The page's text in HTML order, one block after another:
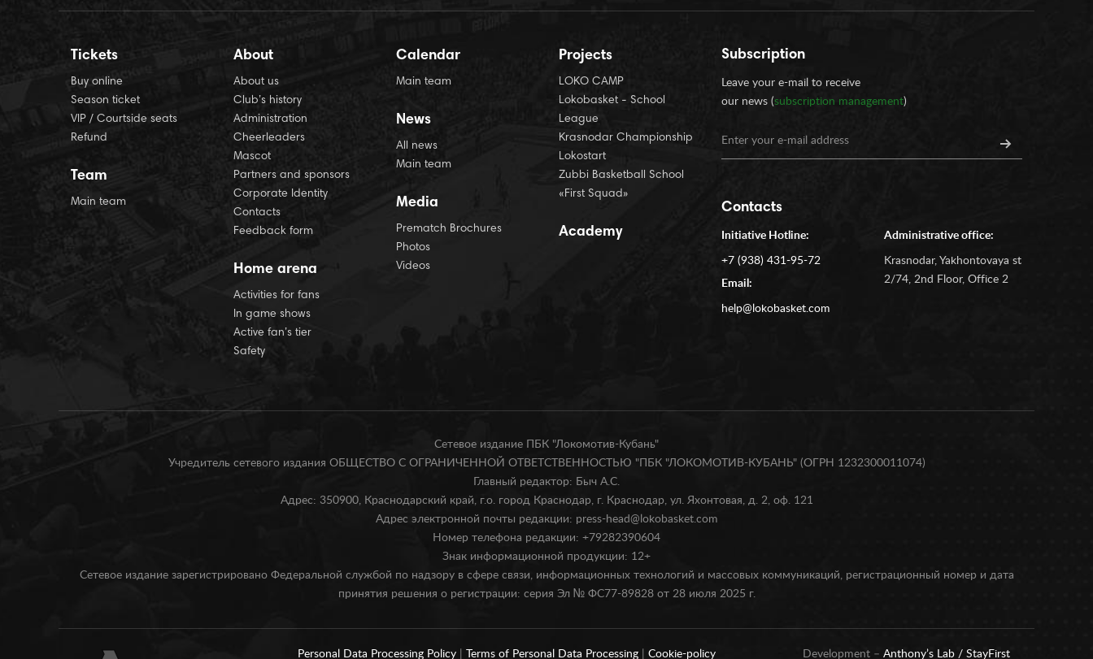
Tickets
Buy online
Season ticket
VIP / Courtside seats
Refund
Team
Main team
About
About us
Club’s history
Administration
Cheerleaders
Mascot
Partners and sponsors
Corporate Identity
Contacts
Feedback form
Home arena
Activities for fans
In game shows
Active fan’s tier
Safety
Calendar
Main team
News
All news
Main team
Media
Prematch Brochures
Photos
Videos
Projects
LOKO CAMP
Lokobasket - School
League
Krasnodar Championship
Lokostart
Zubbi Basketball School
«First Squad»
Academy
Subscription
Leave your e-mail to receive
our news (subscription management)
Contacts
Initiative Hotline:
+7 (938) 431-95-72
Email:
help@lokobasket.com
Administrative office:
Krasnodar, Yakhontovaya st
2/74, 2nd Floor, Office 2
Сетевое издание ПБК "Локомотив-Кубань"
Учредитель сетевого издания ОБЩЕСТВО С ОГРАНИЧЕННОЙ ОТВЕТСТВЕННОСТЬЮ "ПБК "ЛОКОМОТИВ-КУБАНЬ" (ОГРН 1232300011074)
Главный редактор: Быч А.С.
Адрес: 350900, Краснодарский край, г.о. город Краснодар, г. Краснодар, ул. Яхонтовая, д. 2, оф. 121
Адрес электронной почты редакции: press-head@lokobasket.com
Номер телефона редакции: +79282390604
Знак информационной продукции: 12+
Сетевое издание зарегистрировано Федеральной службой по надзору в сфере связи, информационных технологий и массовых коммуникаций, регистрационный номер и дата
принятия решения о регистрации: серия Эл № ФС77-89828 от 28 июля 2025 г.
Personal Data Processing Policy Terms of Personal Data Processing |Cookie-policy Development – Anthony’s Lab / StayFirst